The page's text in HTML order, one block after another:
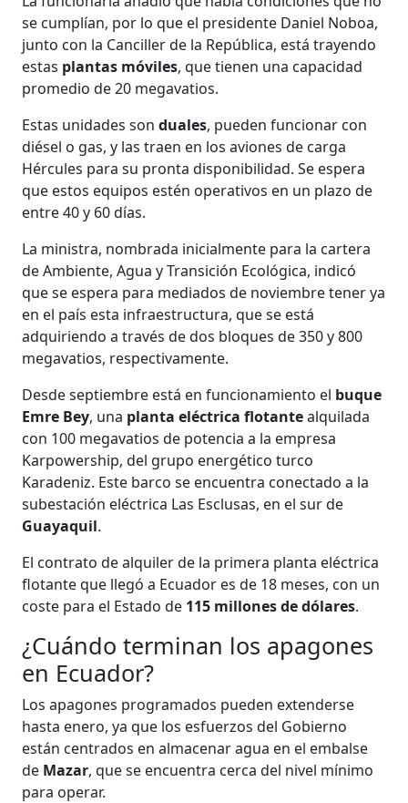
se cumplían, por lo que el presidente Daniel Noboa,
junto con la Canciller de la República, está trayendo
estas plantas móviles, que tienen una capacidad
promedio de 20 megavatios.
Estas unidades sonduales, pueden funcionar con
diésel o gas, y las traen en los aviones de carga
Hércules para su pronta disponibilidad. Se espera
que estos equipos estén operativos en un plazo de
entre 40 y 60 días.
La ministra, nombrada inicialmente para la cartera
de Ambiente, Agua y Transición Ecológica, indicó
que se espera para mediados de noviembre tener ya
en el país esta infraestructura, que se está
adquiriendo a través de dos bloques de 350 y 800
megavatios, respectivamente.
Desde septiembre está en funcionamiento el buque
Emre Bey, una planta eléctrica flotantealquilada
con 100 megavatios de potencia a la empresa
Karpowership, del grupo energético turco
Karadeniz. Este barco se encuentra conectado a la
subestación eléctrica Las Esclusas, en el sur de
Guayaquil.
El contrato de alquiler de la primera planta eléctrica
flotante que llegó a Ecuador es de 18 meses, con un
coste para el Estado de 115 millones de dólares.
¿Cuándo terminan los apagones
en Ecuador?
Los apagones programados pueden extenderse
hasta enero, ya que los esfuerzos del Gobierno
están centrados en almacenar agua en el embalse
de Mazar, que se encuentra cerca del nivel mínimo
para operar.